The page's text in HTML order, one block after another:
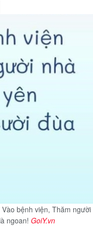
Vào bệnh viện, Thăm
ngoan! GoiY.vn